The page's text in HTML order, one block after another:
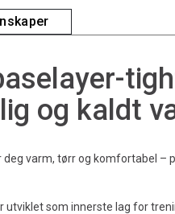
og kaldt
deg varm, tørr og komfortabel –
utviklet som innerste lag for